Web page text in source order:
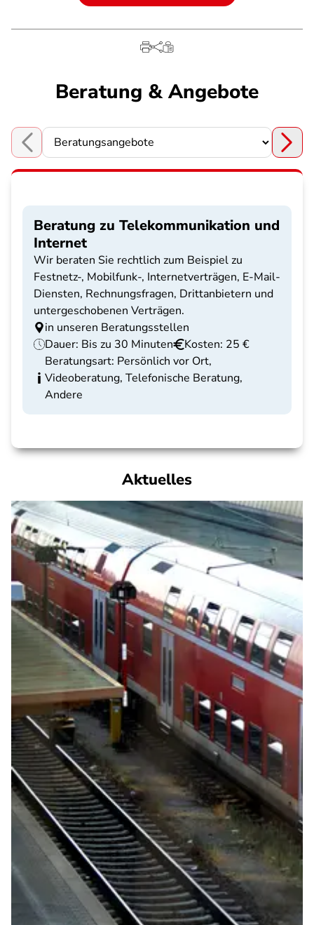
Beratung & Angebote
Choose a section
Beratung zu Telekommunikation und
Internet
Wir beraten Sie rechtlich zum Beispiel zu
Festnetz-, Mobilfunk-, Internetverträgen, E-Mail-
Diensten, Rechnungsfragen, Drittanbietern und
untergeschobenen Verträgen.
in unseren Beratungsstellen
Dauer: Bis zu 30 Minuten
Kosten: 25 €
Beratungsart: Persönlich vor Ort,
Videoberatung, Telefonische Beratung,
Andere
Aktuelles